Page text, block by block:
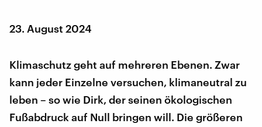
23. August 2024
Klimaschutz geht auf mehreren Ebenen. Zwar
kann jeder Einzelne versuchen, klimaneutral zu
leben – so wie Dirk, der seinen ökologischen
Fußabdruck auf Null bringen will. Die größeren